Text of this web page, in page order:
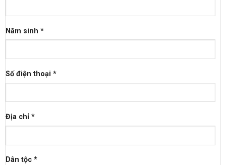
Năm sinh *
Số điện thoại *
Địa chỉ *
Dân tộc *